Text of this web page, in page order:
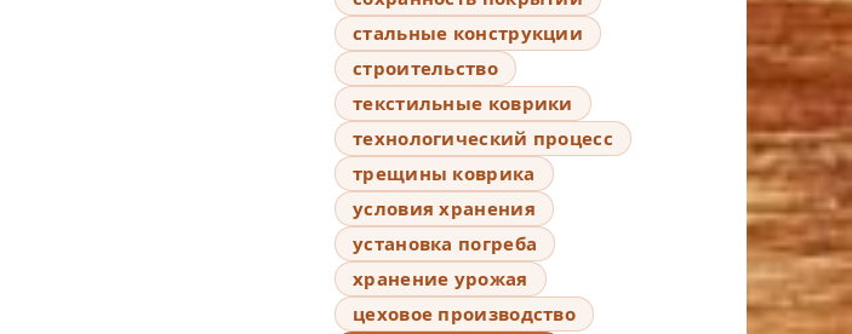
стальные конструкции
строительство
текстильные коврики
технологический процесс
трещины коврика
условия хранения
установка погреба
хранение урожая
цеховое производство